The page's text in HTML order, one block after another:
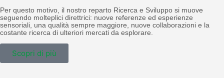
Per questo motivo, il nostro reparto Ricerca e Sviluppo si muove
seguendo molteplici direttrici: nuove referenze ed esperienze
sensoriali, una qualità sempre maggiore, nuove collaborazioni e la
costante ricerca di ulteriori mercati da esplorare.
Scopri di più